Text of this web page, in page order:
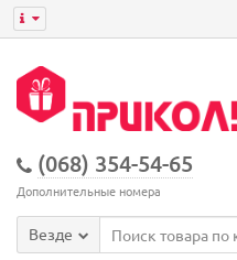
(068) 354-54-65
Дополнительные номера
Везде